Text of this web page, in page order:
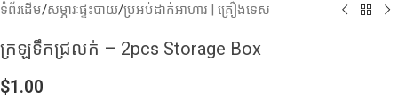
ទំព័រដើម/សម្ភារៈផ្ទះបាយ/ប្រអប់ដាក់អាហារ | គ្រឿងទេស
ក្រឡទឹកជ្រលក់​ – 2pcs Storage Box
$1.00